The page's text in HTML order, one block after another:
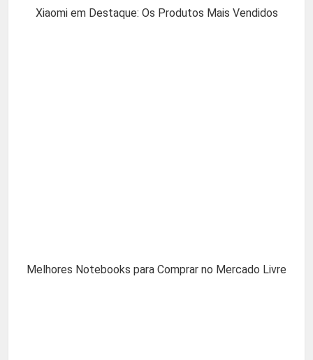
Xiaomi em Destaque: Os Produtos Mais Vendidos
Melhores Notebooks para Comprar no Mercado Livre